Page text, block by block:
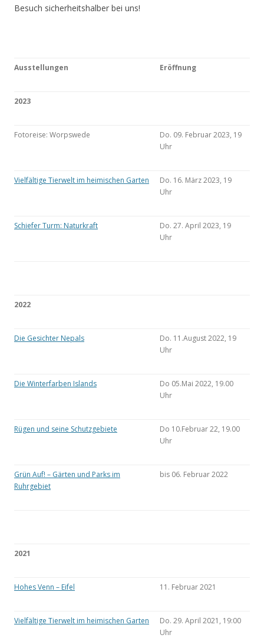
Besuch sicherheitshalber bei uns!
Ausstellungen Eröffnung
2023
Fotoreise: Worpswede
Do. 09. Februar 2023, 19
Uhr
Vielfältige Tierwelt im heimischen Garten
Do. 16. März 2023, 19
Uhr
Schiefer Turm: Naturkraft
Do. 27. April 2023, 19
Uhr
2022
Die Gesichter Nepals
Do. 11.August 2022, 19
Uhr
Die Winterfarben Islands
Do 05.Mai 2022, 19.00
Uhr
Rügen und seine Schutzgebiete
Do 10.Februar 22, 19.00
Uhr
Grün Auf! – Gärten und Parks im
Ruhrgebiet
bis 06. Februar 2022
2021
Hohes Venn – Eifel 11. Februar 2021
Vielfältige Tierwelt im heimischen Garten
Do. 29. April 2021, 19:00
Uhr